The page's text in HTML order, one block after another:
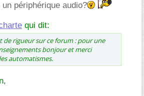
périphérique audio?
qui dit:
de rigueur sur ce forum : pour une
bonjour et merci
automatismes.